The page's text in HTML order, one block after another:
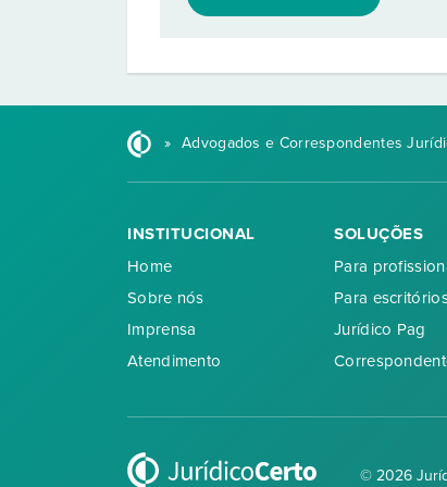
» Advogados e Correspondentes
INSTITUCIONAL
Home
Sobre nós
Imprensa
Atendimento
SOLUÇÕES
Para
Para
Jurídico Pag
© 2026